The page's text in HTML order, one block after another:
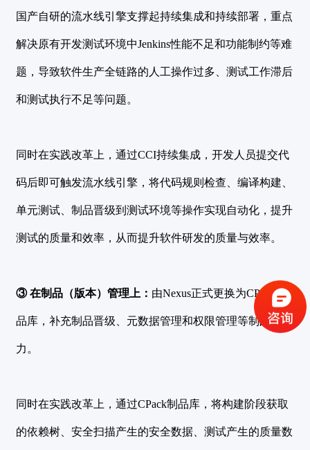
国产自研的流水线引擎支撑起持续集成和持续部署，重点
解决原有开发测试环境中Jenkins性能不足和功能制约等难
题，导致软件生产全链路的人工操作过多、测试工作滞后
和测试执行不足等问题。
同时在实践改革上，通过CCI持续集成，开发人员提交代
码后即可触发流水线引擎，将代码规则检查、编译构建、
单元测试、制品晋级到测试环境等操作实现自动化，提升
测试的质量和效率，从而提升软件研发的质量与效率。
③ 在制品（版本）管理上： 由Nexus正式更换为CPack制
品库，补充制品晋级、元数据管理和权限管理等制品库能
力。
同时在实践改革上，通过CPack制品库，将构建阶段获取
的依赖树、安全扫描产生的安全数据、测试产生的质量数
验证码登录 密码登录
获取验证码
还没有账号？ 立即注册